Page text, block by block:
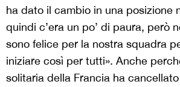
ha dato il cambio in una posizione
quindi c’era un po’ di paura, però
sono felice per la nostra squadra
iniziare così per tutti». Anche
solitaria della Francia ha